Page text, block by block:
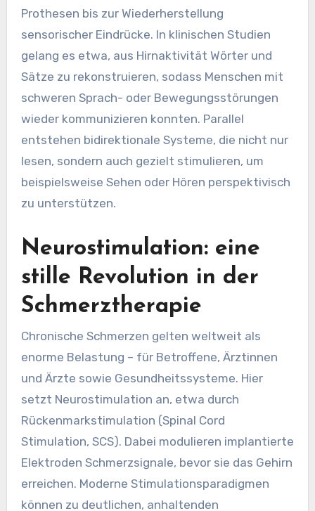
Prothesen bis zur Wiederherstellung
sensorischer Eindrücke. In klinischen Studien
gelang es etwa, aus Hirnaktivität Wörter und
Sätze zu rekonstruieren, sodass Menschen mit
schweren Sprach- oder Bewegungsstörungen
wieder kommunizieren konnten. Parallel
entstehen bidirektionale Systeme, die nicht nur
lesen, sondern auch gezielt stimulieren, um
beispielsweise Sehen oder Hören perspektivisch
zu unterstützen.
Neurostimulation: eine
stille Revolution in der
Schmerztherapie
Chronische Schmerzen gelten weltweit als
enorme Belastung – für Betroffene, Ärztinnen
und Ärzte sowie Gesundheitssysteme. Hier
setzt Neurostimulation an, etwa durch
Rückenmarkstimulation (Spinal Cord
Stimulation, SCS). Dabei modulieren implantierte
Elektroden Schmerzsignale, bevor sie das Gehirn
erreichen. Moderne Stimulationsparadigmen
können zu deutlichen, anhaltenden